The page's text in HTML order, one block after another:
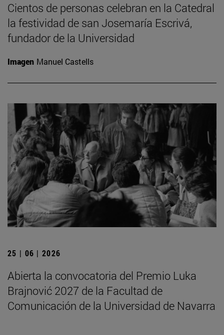
Cientos de personas celebran en la Catedral
la festividad de san Josemaría Escrivá,
fundador de la Universidad
Imagen Manuel Castells
25 | 06 | 2026
Abierta la convocatoria del Premio Luka
Brajnović 2027 de la Facultad de
Comunicación de la Universidad de Navarra